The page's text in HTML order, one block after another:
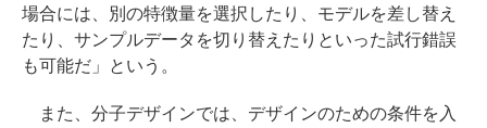
場合には、別の特徴量を選択したり、モデルを差し替え
たり、サンプルデータを切り替えたりといった試行錯誤
も可能だ」という。
また、分子デザインでは、デザインのための条件を入